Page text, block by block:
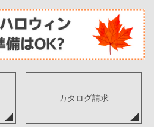
カタログ請求